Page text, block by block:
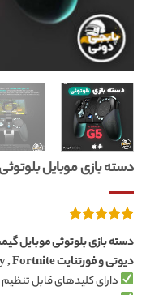
دسته بازی موبایل بلوتوثی PUBG گیمسر Gamesir G5
5.00
از 5
در
امتیازدهی
مشتری
دیوتی و فورتنایت PUBG, Call of duty , Fortnite
دارای کلیدهای قابل تنظیم